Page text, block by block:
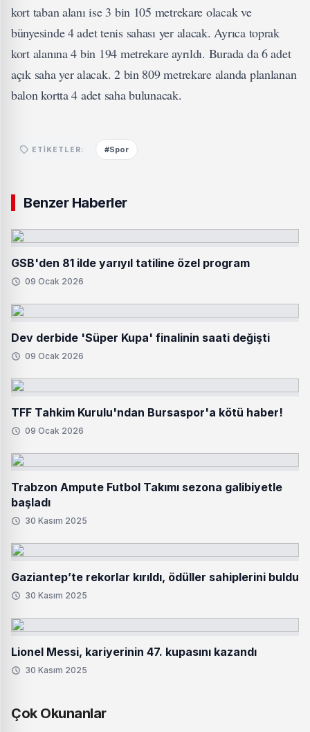
kort taban alanı ise 3 bin 105 metrekare olacak ve
bünyesinde 4 adet tenis sahası yer alacak. Ayrıca toprak
kort alanına 4 bin 194 metrekare ayrıldı. Burada da 6 adet
açık saha yer alacak. 2 bin 809 metrekare alanda planlanan
balon kortta 4 adet saha bulunacak.
ETIKETLER: #Spor
Benzer Haberler
GSB'den 81 ilde yarıyıl tatiline özel program
09 Ocak 2026
Dev derbide 'Süper Kupa' finalinin saati değişti
09 Ocak 2026
TFF Tahkim Kurulu'ndan Bursaspor'a kötü haber!
09 Ocak 2026
Trabzon Ampute Futbol Takımı sezona galibiyetle
başladı
30 Kasım 2025
Gaziantep’te rekorlar kırıldı, ödüller sahiplerini buldu
30 Kasım 2025
Lionel Messi, kariyerinin 47. kupasını kazandı
30 Kasım 2025
Çok Okunanlar